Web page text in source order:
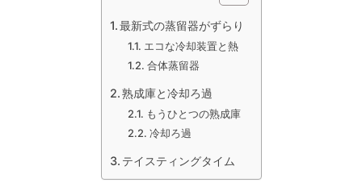
最新式の蒸留器がずらり
エコな冷却装置と熱
合体蒸留器
熟成庫と冷却ろ過
もうひとつの熟成庫
冷却ろ過
テイスティングタイム